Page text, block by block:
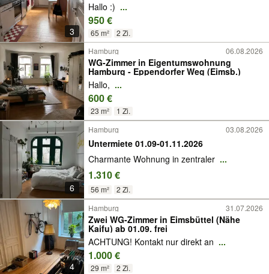
3
Hallo :) ...
950 €
65 m²
2 Zi.
Hamburg
06.08.2026
WG-Zimmer in Eigentumswohnung
Hamburg - Eppendorfer Weg (Eimsb.)
Hallo, ...
600 €
23 m² 1 Zi.
6
Hamburg 03.08.2026
Untermiete 01.09-01.11.2026
Charmante Wohnung in zentraler ...
1.310 €
56 m² 2 Zi.
4
Hamburg 31.07.2026
Zwei WG-Zimmer in Eimsbüttel (Nähe
Kaifu) ab 01.09. frei
ACHTUNG! Kontakt nur direkt an ...
1.000 €
29 m² 2 Zi.